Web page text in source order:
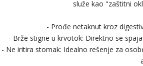
služe kao "zaštitni
- Prođe netaknut kroz
- Brže stigne u krvotok: Direktno se
- Ne iritira stomak: Idealno rešenje za